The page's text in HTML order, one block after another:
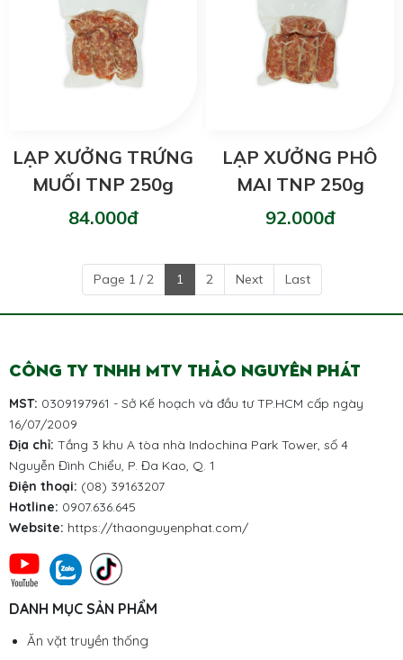
LẠP XƯỞNG TRỨNG
MUỐI TNP 250g
84.000đ
LẠP XƯỞNG PHÔ
MAI TNP 250g
92.000đ
Page 1 / 2 1 2 Next Last
CÔNG TY TNHH MTV THẢO NGUYÊN PHÁT
MST: 0309197961 - Sở Kế hoạch và đầu tư TP.HCM cấp ngày
16/07/2009
Địa chỉ: Tầng 3 khu A tòa nhà Indochina Park Tower, số 4
Nguyễn Đình Chiểu, P. Đa Kao, Q. 1
Điện thoại: (08) 39163207
Hotline: 0907.636.645
Website: https://thaonguyenphat.com/
DANH MỤC SẢN PHẨM
Ăn vặt truyền thống